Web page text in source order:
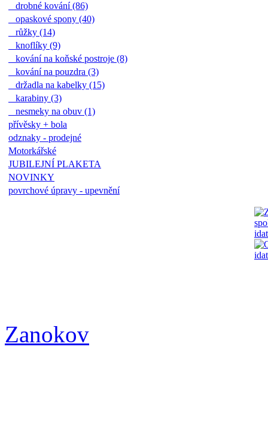
drobné kování (86)
opaskové spony (40)
růžky (14)
knoflíky (9)
kování na koňské postroje (8)
kování na pouzdra (3)
držadla na kabelky (15)
karabiny (3)
nesmeky na obuv (1)
přívěsky + bola
odznaky - prodejné
Motorkářské
JUBILEJNÍ PLAKETA
NOVINKY
povrchové úpravy - upevnění
Zanokov